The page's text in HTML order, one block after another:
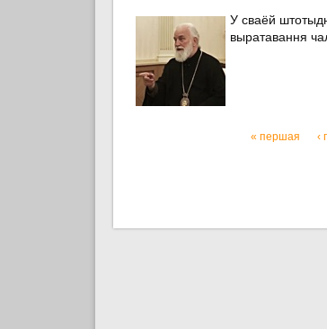
У сваёй
выратавання
« першая ‹